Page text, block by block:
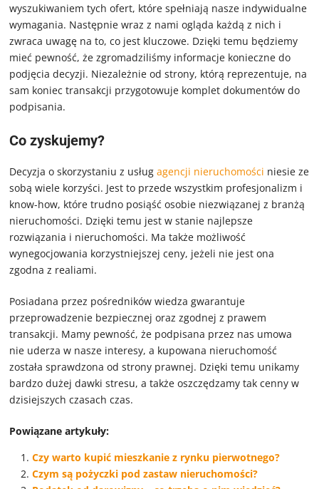
wyszukiwaniem tych ofert, które spełniają nasze indywidualne
wymagania. Następnie wraz z nami ogląda każdą z nich i
zwraca uwagę na to, co jest kluczowe. Dzięki temu będziemy
mieć pewność, że zgromadziliśmy informacje konieczne do
podjęcia decyzji. Niezależnie od strony, którą reprezentuje, na
sam koniec transakcji przygotowuje komplet dokumentów do
podpisania.
Co zyskujemy?
Decyzja o skorzystaniu z usługagencji nieruchomości niesie ze
sobą wiele korzyści. Jest to przede wszystkim profesjonalizm i
know-how, które trudno posiąść osobie niezwiązanej z branżą
nieruchomości. Dzięki temu jest w stanie najlepsze
rozwiązania i nieruchomości. Ma także możliwość
wynegocjowania korzystniejszej ceny, jeżeli nie jest ona
zgodna z realiami.
Posiadana przez pośredników wiedza gwarantuje
przeprowadzenie bezpiecznej oraz zgodnej z prawem
transakcji. Mamy pewność, że podpisana przez nas umowa
nie uderza w nasze interesy, a kupowana nieruchomość
została sprawdzona od strony prawnej. Dzięki temu unikamy
bardzo dużej dawki stresu, a także oszczędzamy tak cenny w
dzisiejszych czasach czas.
Powiązane artykuły:
Czy warto kupić mieszkanie z rynku pierwotnego?
Czym są pożyczki pod zastaw nieruchomości?